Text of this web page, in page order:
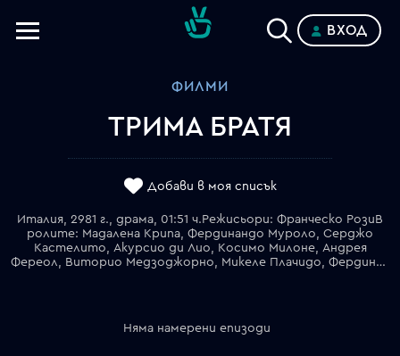
ВХОД
ФИЛМИ
ТРИМА БРАТЯ
Добави в моя списък
Италия, 2981 г., драма, 01:51 ч.Режисьори: Франческо РозиВ
ролите: Мадалена Крипа, Фердинандо Муроло, Серджо
Кастелито, Акурсио ди Лио, Косимо Милоне, Андрея
Фереол, Виторио Медзоджорно, Микеле Плачидо, Фердинандо Греко
Няма намерени епизоди